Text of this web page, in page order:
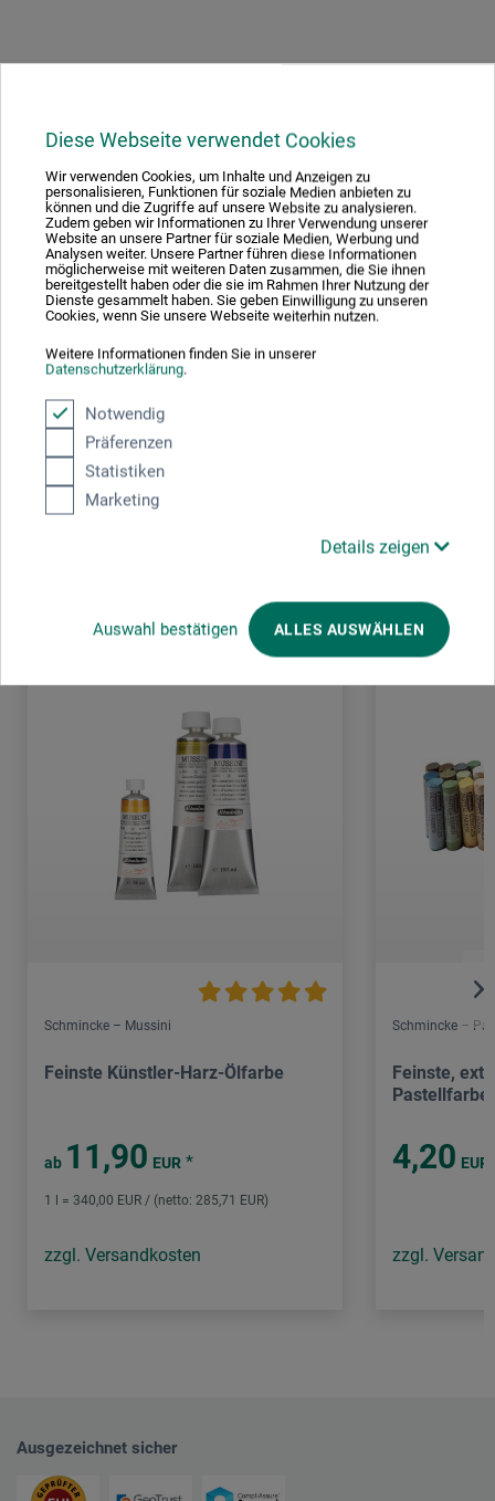
Diese Webseite verwendet Cookies
Wir verwenden Cookies, um Inhalte und Anzeigen zu
personalisieren, Funktionen für soziale Medien anbieten zu
können und die Zugriffe auf unsere Website zu analysieren.
Zudem geben wir Informationen zu Ihrer Verwendung unserer
Website an unsere Partner für soziale Medien, Werbung und
Analysen weiter. Unsere Partner führen diese Informationen
möglicherweise mit weiteren Daten zusammen, die Sie ihnen
bereitgestellt haben oder die sie im Rahmen Ihrer Nutzung der
Dienste gesammelt haben. Sie geben Einwilligung zu unseren
Cookies, wenn Sie unsere Webseite weiterhin nutzen.
Weitere Informationen finden Sie in unserer
Datenschutzerklärung.
Notwendig
Präferenzen
Statistiken
Marketing
Details zeigen
Auswahl bestätigen ALLES AUSWÄHLEN
Hersteller-Kontakt
Hier finden Sie die Kontaktdaten des Herstellers zu
diesem Produkt.
Ars Momentum Kunstverlag
Gewerkenstr. 2
58456 Witten
DEUTSCHLAND
kontakt@ars-momentum.de
Kunden kauften auch
Schmincke – Mussini
Feinste Künstler-Harz-Ölfarbe
ab 11,90 EUR *
1 l = 340,00 EUR / (netto: 285,71 EUR)
zzgl. Versandkosten
Schmincke –
Feinste,
Pastellfarbe
4,20 EUR
zzgl.
Ausgezeichnet sicher